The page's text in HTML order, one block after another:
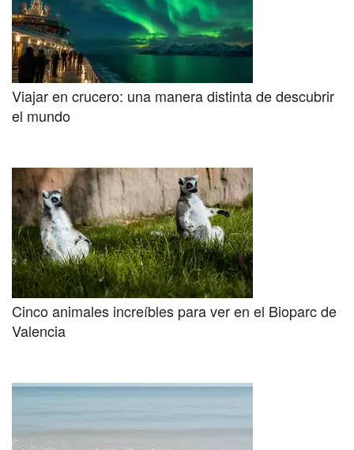
Viajar en crucero: una manera distinta de descubrir
el mundo
Cinco animales increíbles para ver en el Bioparc de
Valencia